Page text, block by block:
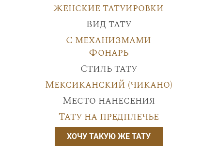
Женские татуировки
Вид тату
С механизмами
Фонарь
Стиль тату
Мексиканский (чикано)
Место нанесения
Тату на предплечье
ХОЧУ ТАКУЮ ЖЕ ТАТУ